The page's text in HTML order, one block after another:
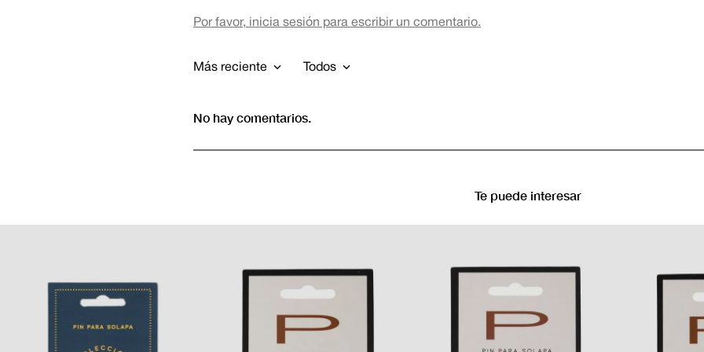
Por favor, inicia sesión para escribir un comentario.
Más reciente Todos
No hay comentarios.
Te puede interesar